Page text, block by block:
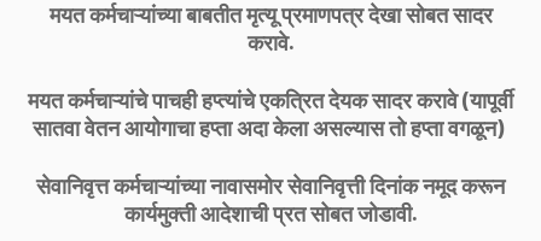
मयत कर्मचाऱ्यांच्या बाबतीत मृत्यू प्रमाणपत्र देखा सोबत सादर
करावे.
मयत कर्मचाऱ्यांचे पाचही हप्त्यांचे एकत्रित देयक सादर करावे (यापूर्वी
सातवा वेतन आयोगाचा हप्ता अदा केला असल्यास तो हप्ता वगळून)
सेवानिवृत्त कर्मचाऱ्यांच्या नावासमोर सेवानिवृत्ती दिनांक नमूद करून
कार्यमुक्ती आदेशाची प्रत सोबत जोडावी.